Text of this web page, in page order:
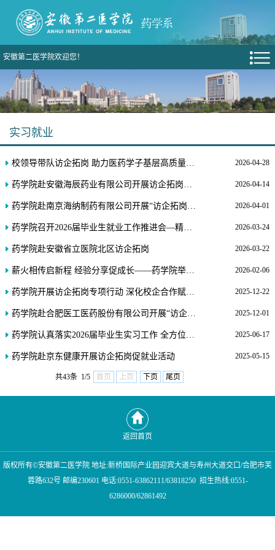
安徽第二医学院欢迎您！
实习就业
校领导带队访企拓岗 助力医药学子基层高质量就业 2026-04-28
2026-04-14
2026-04-01
药学院召开2026届毕业生就业工作推进会—精准部署重点任务 全力护航学生就业 2026-03-24
药学院赴安徽省立医院北区访企拓岗 2026-03-22
薪火相传启新程 经验分享促成长——药学院举办2026届毕业生专升本、就业经验分享交流会 2026-02-06
药学院开展访企拓岗专项行动 深化校企合作赋能人才培养 2025-12-22
药学院赴合肥医工医药股份有限公司开展“访企拓岗促就业”活动 2025-12-01
2025-06-17
药学院赴京东健康开展访企拓岗促就业活动 2025-05-15
共43条 1/5 首页 上页 下页 尾页
返回首页
版权所有©安徽第二医学院 地址:新桥国际产业园迎宾大道与寿州大道交口/合肥市芙
蓉路632号 邮编230601 电话:0551-63862111/63818250 招生热线:0551-
6286000/62861492